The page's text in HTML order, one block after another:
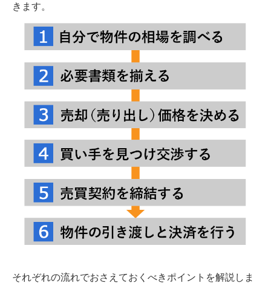
きます。
それぞれの流れでおさえておくべきポイントを解説しま